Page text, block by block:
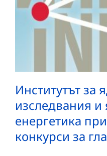
Институтът за
изследвания и
енергетика
конкурси за